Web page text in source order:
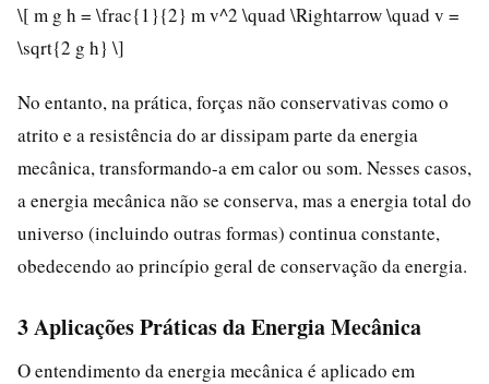
\[ m g h = \frac{1}{2} m v^2 \quad \Rightarrow \quad v =
\sqrt{2 g h} \]
No entanto, na prática, forças não conservativas como o
atrito e a resistência do ar dissipam parte da energia
mecânica, transformando-a em calor ou som. Nesses casos,
a energia mecânica não se conserva, mas a energia total do
universo (incluindo outras formas) continua constante,
obedecendo ao princípio geral de conservação da energia.
3 Aplicações Práticas da Energia Mecânica
O entendimento da energia mecânica é aplicado em